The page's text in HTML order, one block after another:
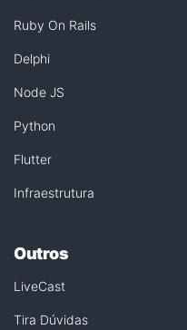
Ruby On Rails
Delphi
Node JS
Python
Flutter
Infraestrutura
Outros
LiveCast
Tira Dúvidas